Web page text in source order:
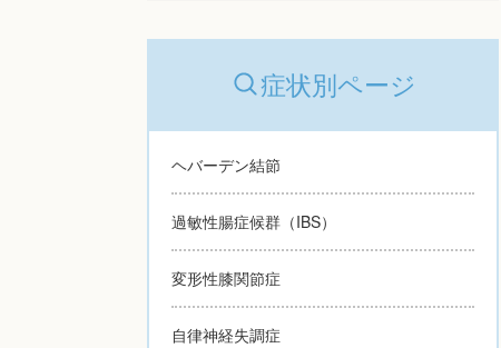
症状別ページ
ヘバーデン結節
過敏性腸症候群（IBS）
変形性膝関節症
自律神経失調症